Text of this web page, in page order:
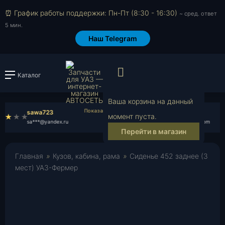
⏰ График работы поддержки: Пн-Пт (8:30 - 16:30) ~ сред. ответ
5 мин.
Наш Telegram
Каталог Войти или
Ваша корзина на данный
момент пуста.
Перейти в магазин
sawa723
sa***@yandex.ru de***@gmail.com
Главная » Кузов, кабина, рама » Сиденье 452 заднее (3
мест) УАЗ-Фермер